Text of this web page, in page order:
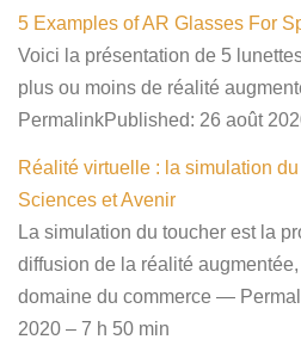
5 Examples of AR Glasses For
Voici la présentation de 5
plus ou moins de réalité
PermalinkPublished: 26 août
Réalité virtuelle : la simulation du
Sciences et Avenir
La simulation du toucher est la
diffusion de la réalité augmentée,
domaine du commerce —
2020 – 7 h 50 min